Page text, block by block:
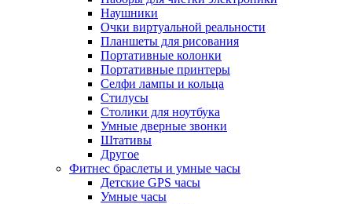
Наушники
Очки виртуальной реальности
Планшеты для рисования
Портативные колонки
Портативные принтеры
Селфи лампы и кольца
Стилусы
Столики для ноутбука
Умные дверные звонки
Штативы
Другое
Фитнес браслеты и умные часы
Детские GPS часы
Умные часы